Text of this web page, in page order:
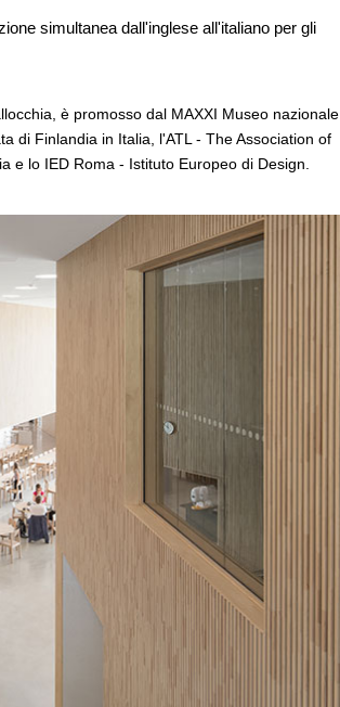
simultanea dall'inglese all'italiano per gli
è promosso dal MAXXI Museo nazionale
di Finlandia in Italia, l'ATL - The Association of
e lo IED Roma - Istituto Europeo di Design.